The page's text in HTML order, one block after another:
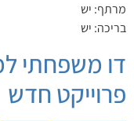
מרתף: יש
בריכה: יש
דו משפחתי
פרוייקט חדש